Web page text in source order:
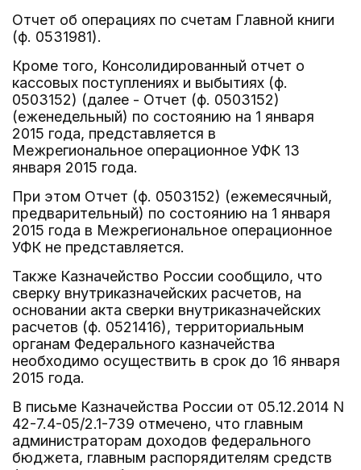
Отчет об операциях по счетам Главной книги
(ф. 0531981).
Кроме того, Консолидированный отчет о
кассовых поступлениях и выбытиях (ф.
0503152) (далее - Отчет (ф. 0503152)
(еженедельный) по состоянию на 1 января
2015 года, представляется в
Межрегиональное операционное УФК 13
января 2015 года.
При этом Отчет (ф. 0503152) (ежемесячный,
предварительный) по состоянию на 1 января
2015 года в Межрегиональное операционное
УФК не представляется.
Также Казначейство России сообщило, что
сверку внутриказначейских расчетов, на
основании акта сверки внутриказначейских
расчетов (ф. 0521416), территориальным
органам Федерального казначейства
необходимо осуществить в срок до 16 января
2015 года.
В письме Казначейства России от 05.12.2014 N
42-7.4-05/2.1-739 отмечено, что главным
администраторам доходов федерального
бюджета, главным распорядителям средств